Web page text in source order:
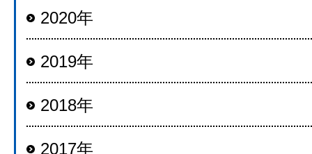
2020年
2019年
2018年
2017年